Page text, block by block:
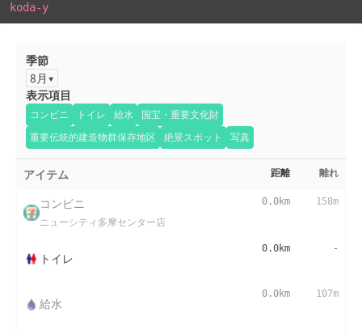
koda-y
季節
8月
表示項目
コンビニ トイレ 給水
国宝・重要文化財
重要伝統的建造物群保存地区
絶景スポット 写真
アイテム 距離 離れ
コンビニ
ニューシティ多摩センター店
0.0km 158m
トイレ
0.0km -
給水
0.0km 107m